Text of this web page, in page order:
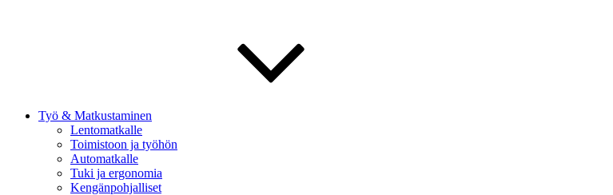
Työ & Matkustaminen
Lentomatkalle
Toimistoon ja työhön
Automatkalle
Tuki ja ergonomia
Kengänpohjalliset